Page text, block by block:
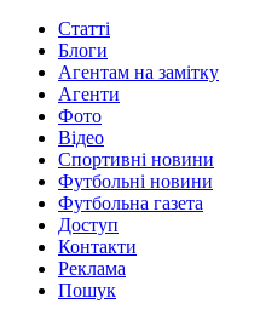
Статті
Блоги
Агентам на замітку
Агенти
Фото
Відео
Спортивні новини
Футбольні новини
Футбольна газета
Доступ
Контакти
Реклама
Пошук